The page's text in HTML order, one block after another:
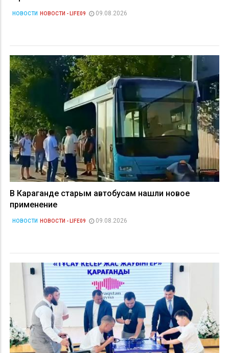
НОВОСТИ НОВОСТИ - LIFE09 09.08.2026
В Караганде старым автобусам нашли новое
применение
НОВОСТИ НОВОСТИ - LIFE09 09.08.2026